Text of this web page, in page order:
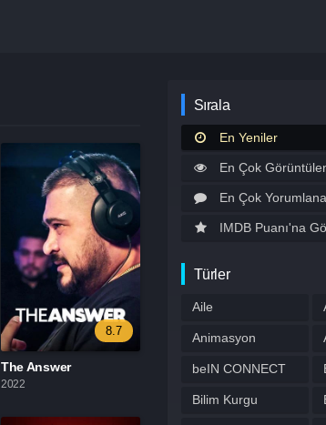
8.7
The Answer
2022
Sırala
En Yeniler
En Çok
En Çok
IMDB Puanı'na
Türler
Aile
Animasyon
beIN CONNECT
Bilim Kurgu